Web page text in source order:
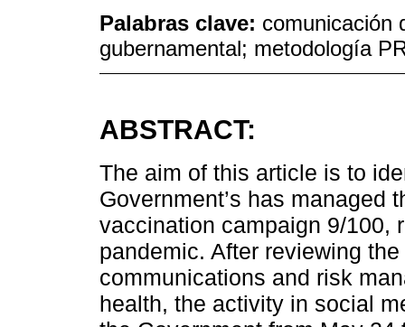
Palabras clave: comunicación
gubernamental; metodología
ABSTRACT:
The aim of this article is to
Government’s has managed
vaccination campaign 9/100,
pandemic. After reviewing
communications and risk
health, the activity in social